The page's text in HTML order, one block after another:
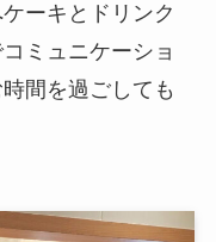
ーキとドリンク
ミュニケーショ
間を過ごしても